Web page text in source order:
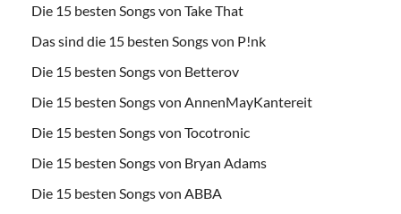
Die 15 besten Songs von Take That
Das sind die 15 besten Songs von P!nk
Die 15 besten Songs von Betterov
Die 15 besten Songs von AnnenMayKantereit
Die 15 besten Songs von Tocotronic
Die 15 besten Songs von Bryan Adams
Die 15 besten Songs von ABBA